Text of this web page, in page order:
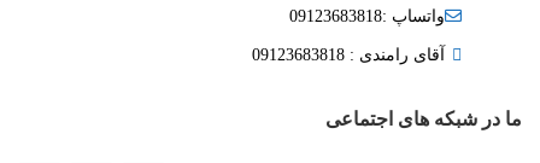
واتساپ :09123683818
آقای رامندی : 09123683818
ما در شبکه های اجتماعی